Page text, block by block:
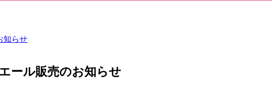
知らせ
ール販売のお知らせ